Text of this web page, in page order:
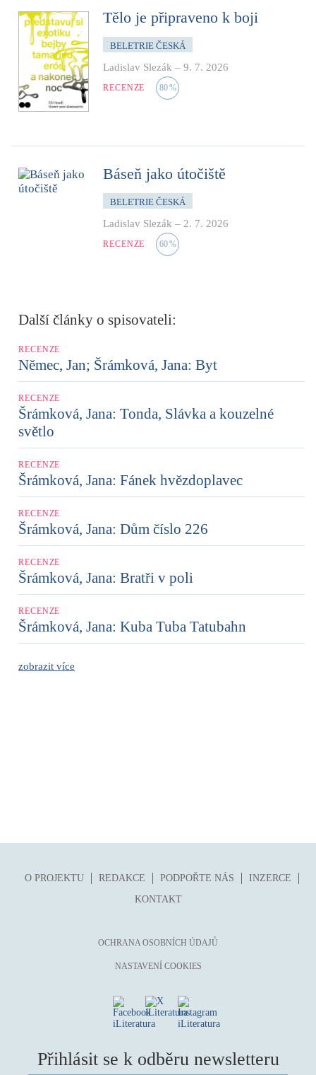
Tělo je připraveno k boji
BELETRIE ČESKÁ
Ladislav Slezák – 9. 7. 2026
RECENZE 80%
Báseň jako útočiště
BELETRIE ČESKÁ
Ladislav Slezák – 2. 7. 2026
RECENZE 60%
Další články o spisovateli:
RECENZE
Němec, Jan; Šrámková, Jana: Byt
RECENZE
Šrámková, Jana: Tonda, Slávka a kouzelné
světlo
RECENZE
Šrámková, Jana: Fánek hvězdoplavec
RECENZE
Šrámková, Jana: Dům číslo 226
RECENZE
Šrámková, Jana: Bratři v poli
RECENZE
Šrámková, Jana: Kuba Tuba Tatubahn
zobrazit více
O PROJEKTU REDAKCE PODPOŘTE NÁS
INZERCE
KONTAKT
OCHRANA OSOBNÍCH ÚDAJŮ
NASTAVENÍ COOKIES
Přihlásit se k odběru newsletteru